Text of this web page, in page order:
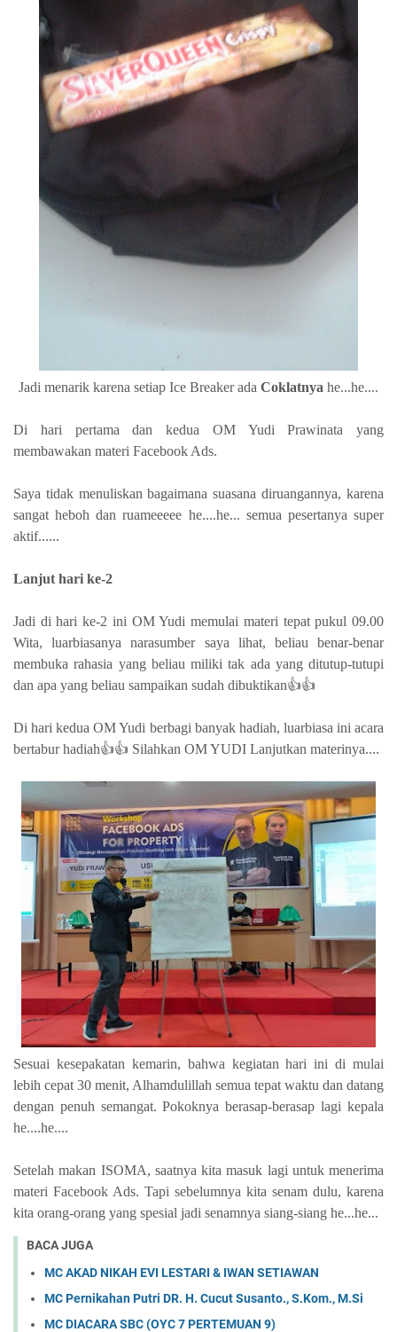
Jadi menarik karena setiap Ice Breaker ada Coklatnya he...he....
Di hari pertama dan kedua OM Yudi Prawinata yang
membawakan materi Facebook Ads.
Saya tidak menuliskan bagaimana suasana diruangannya, karena
sangat heboh dan ruameeeee he....he... semua pesertanya super
aktif......
Lanjut hari ke-2
Jadi di hari ke-2 ini OM Yudi memulai materi tepat pukul 09.00
Wita, luarbiasanya narasumber saya lihat, beliau benar-benar
membuka rahasia yang beliau miliki tak ada yang ditutup-tutupi
dan apa yang beliau sampaikan sudah dibuktikan👍👍
Di hari kedua OM Yudi berbagi banyak hadiah, luarbiasa ini acara
bertabur hadiah👍👍 Silahkan OM YUDI Lanjutkan materinya....
Sesuai kesepakatan kemarin, bahwa kegiatan hari ini di mulai
lebih cepat 30 menit, Alhamdulillah semua tepat waktu dan datang
dengan penuh semangat. Pokoknya berasap-berasap lagi kepala
he....he....
Setelah makan ISOMA, saatnya kita masuk lagi untuk menerima
materi Facebook Ads. Tapi sebelumnya kita senam dulu, karena
kita orang-orang yang spesial jadi senamnya siang-siang he...he...
BACA JUGA
MC AKAD NIKAH EVI LESTARI & IWAN SETIAWAN
MC Pernikahan Putri DR. H. Cucut Susanto., S.Kom., M.Si
MC DIACARA SBC (OYC 7 PERTEMUAN 9)